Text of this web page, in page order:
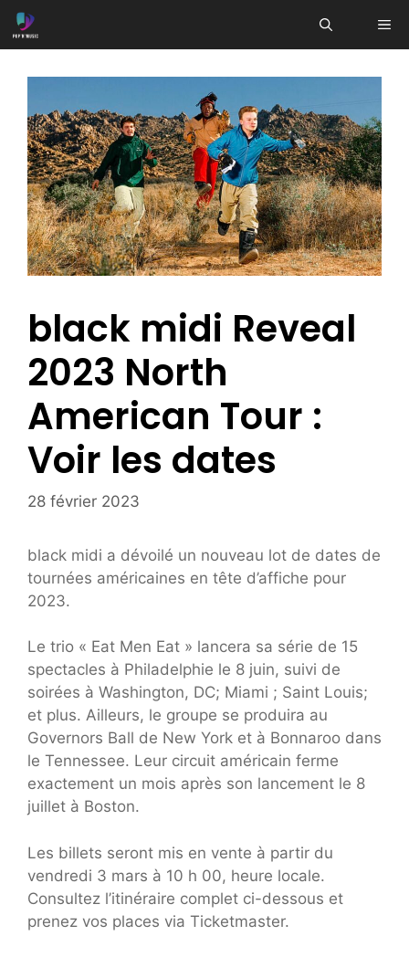
Aller
au
black midi Reveal
2023 North
American Tour :
Voir les dates
28 février 2023
black midi a dévoilé un nouveau lot de dates de
tournées américaines en tête d’affiche pour
2023.
Le trio « Eat Men Eat » lancera sa série de 15
spectacles à Philadelphie le 8 juin, suivi de
soirées à Washington, DC; Miami ; Saint Louis;
et plus. Ailleurs, le groupe se produira au
Governors Ball de New York et à Bonnaroo dans
le Tennessee. Leur circuit américain ferme
exactement un mois après son lancement le 8
juillet à Boston.
Les billets seront mis en vente à partir du
vendredi 3 mars à 10 h 00, heure locale.
Consultez l’itinéraire complet ci-dessous et
prenez vos places via Ticketmaster.